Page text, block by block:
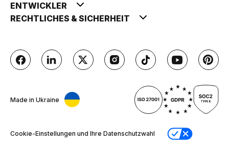
ENTWICKLER
RECHTLICHES & SICHERHEIT
Made in Ukraine
Cookie-Einstellungen und Ihre Datenschutzwahl